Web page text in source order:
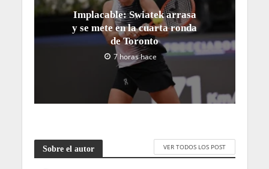
Implacable: Swiatek arrasa
y se mete en la cuarta ronda
de Toronto
7 horas hace
Sobre el autor VER TODOS LOS POST